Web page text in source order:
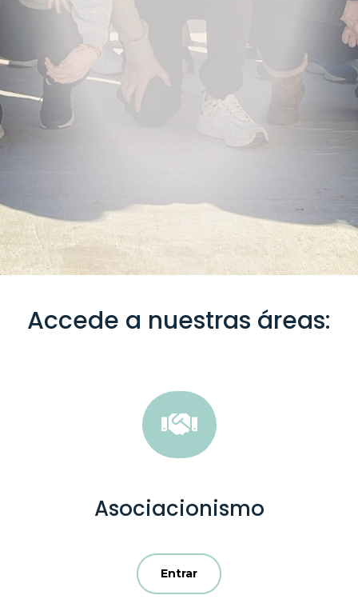
Accede a nuestras áreas:

Asociacionismo
Entrar